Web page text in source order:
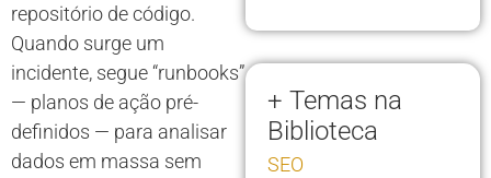
repositório de código.
Quando surge um
incidente, segue “runbooks”
— planos de ação pré-
definidos — para analisar
dados em massa sem
+ Temas na
Biblioteca
SEO